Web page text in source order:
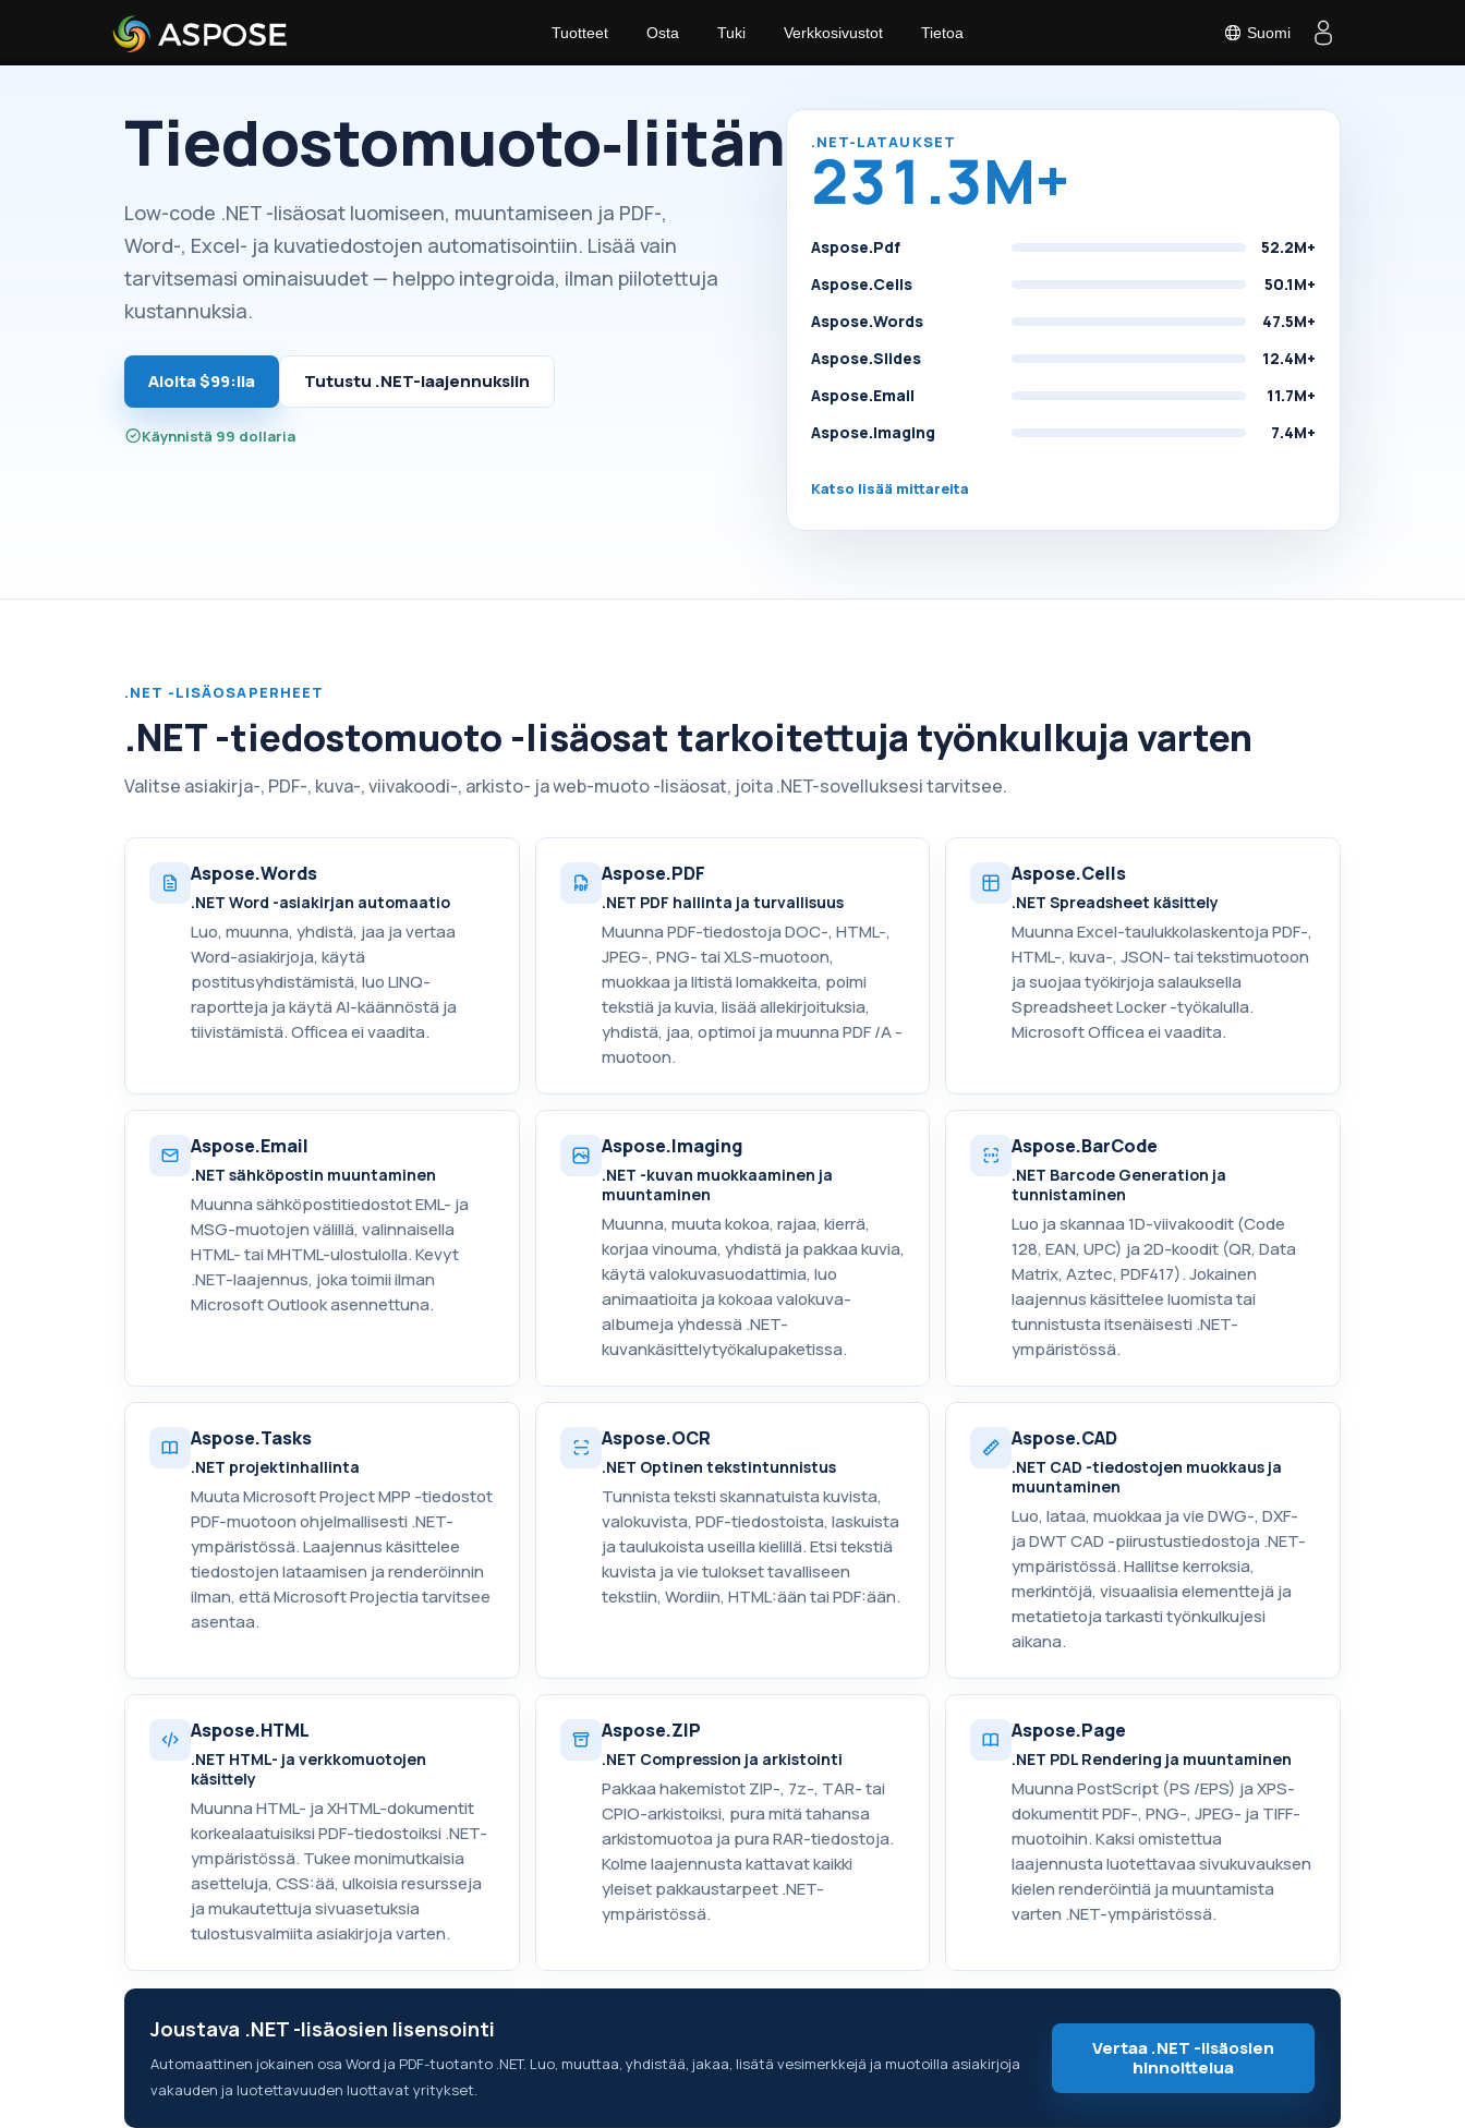
Suomi
Tuotteet Osta Tuki Verkkosivustot Tietoa
Tiedostomuoto‑liitännäiset
Low-code .NET -lisäosat luomiseen, muuntamiseen ja PDF-,
Word-, Excel- ja kuvatiedostojen automatisointiin. Lisää vain
tarvitsemasi ominaisuudet — helppo integroida, ilman piilotettuja
kustannuksia.
Aloita $99:lla Tutustu .NET-laajennuksiin
Käynnistä 99 dollaria
.NET-LATAUKSET
231.3M+
Aspose.Pdf
52.2M+
Aspose.Cells
50.1M+
Aspose.Words
47.5M+
Aspose.Slides
12.4M+
Aspose.Email
11.7M+
Aspose.Imaging
7.4M+
Katso lisää mittareita
.NET -LISÄOSAPERHEET
.NET -tiedostomuoto -lisäosat tarkoitettuja työnkulkuja varten
Valitse asiakirja-, PDF-, kuva-, viivakoodi-, arkisto- ja web-muoto -lisäosat, joita .NET-sovelluksesi tarvitsee.
Aspose.Words
.NET Word -asiakirjan automaatio
Luo, muunna, yhdistä, jaa ja vertaa
Word-asiakirjoja, käytä
postitusyhdistämistä, luo LINQ-
raportteja ja käytä AI-käännöstä ja
tiivistämistä. Officea ei vaadita.
Aspose.PDF
.NET PDF hallinta ja turvallisuus
Muunna PDF-tiedostoja DOC-, HTML-,
JPEG-, PNG- tai XLS-muotoon,
muokkaa ja litistä lomakkeita, poimi
tekstiä ja kuvia, lisää allekirjoituksia,
yhdistä, jaa, optimoi ja muunna PDF /A -
muotoon.
Aspose.Cells
.NET Spreadsheet käsittely
Muunna Excel-taulukkolaskentoja PDF-,
HTML-, kuva-, JSON- tai tekstimuotoon
ja suojaa työkirjoja salauksella
Spreadsheet Locker -työkalulla.
Microsoft Officea ei vaadita.
Aspose.Email
.NET sähköpostin muuntaminen
Muunna sähköpostitiedostot EML- ja
MSG-muotojen välillä, valinnaisella
HTML- tai MHTML-ulostulolla. Kevyt
.NET-laajennus, joka toimii ilman
Microsoft Outlook asennettuna.
Aspose.Imaging
.NET -kuvan muokkaaminen ja
muuntaminen
Muunna, muuta kokoa, rajaa, kierrä,
korjaa vinouma, yhdistä ja pakkaa kuvia,
käytä valokuvasuodattimia, luo
animaatioita ja kokoaa valokuva-
albumeja yhdessä .NET-
kuvankäsittelytyökalupaketissa.
Aspose.BarCode
.NET Barcode Generation ja
tunnistaminen
Luo ja skannaa 1D-viivakoodit (Code
128, EAN, UPC) ja 2D-koodit (QR, Data
Matrix, Aztec, PDF417). Jokainen
laajennus käsittelee luomista tai
tunnistusta itsenäisesti .NET-
ympäristössä.
Aspose.Tasks
.NET projektinhallinta
Muuta Microsoft Project MPP -tiedostot
PDF-muotoon ohjelmallisesti .NET-
ympäristössä. Laajennus käsittelee
tiedostojen lataamisen ja renderöinnin
ilman, että Microsoft Projectia tarvitsee
asentaa.
Aspose.OCR
.NET Optinen tekstintunnistus
Tunnista teksti skannatuista kuvista,
valokuvista, PDF-tiedostoista, laskuista
ja taulukoista useilla kielillä. Etsi tekstiä
kuvista ja vie tulokset tavalliseen
tekstiin, Wordiin, HTML:ään tai PDF:ään.
Aspose.CAD
.NET CAD -tiedostojen muokkaus ja
muuntaminen
Luo, lataa, muokkaa ja vie DWG-, DXF-
ja DWT CAD -piirustustiedostoja .NET-
ympäristössä. Hallitse kerroksia,
merkintöjä, visuaalisia elementtejä ja
metatietoja tarkasti työnkulkujesi
aikana.
Aspose.HTML
.NET HTML- ja verkkomuotojen
käsittely
Muunna HTML- ja XHTML-dokumentit
korkealaatuisiksi PDF-tiedostoiksi .NET-
ympäristössä. Tukee monimutkaisia
asetteluja, CSS:ää, ulkoisia resursseja
ja mukautettuja sivuasetuksia
tulostusvalmiita asiakirjoja varten.
Aspose.ZIP
.NET Compression ja arkistointi
Pakkaa hakemistot ZIP-, 7z-, TAR- tai
CPIO-arkistoiksi, pura mitä tahansa
arkistomuotoa ja pura RAR-tiedostoja.
Kolme laajennusta kattavat kaikki
yleiset pakkaustarpeet .NET-
ympäristössä.
Aspose.Page
.NET PDL Rendering ja muuntaminen
Muunna PostScript (PS /EPS) ja XPS-
dokumentit PDF-, PNG-, JPEG- ja TIFF-
muotoihin. Kaksi omistettua
laajennusta luotettavaa sivukuvauksen
kielen renderöintiä ja muuntamista
varten .NET-ympäristössä.
Joustava .NET -lisäosien lisensointi
Automaattinen jokainen osa Word ja PDF-tuotanto .NET. Luo, muuttaa, yhdistää, jakaa, lisätä vesimerkkejä ja muotoilla asiakirjoja
vakauden ja luotettavuuden luottavat yritykset.
Vertaa .NET -lisäosien
hinnoittelua